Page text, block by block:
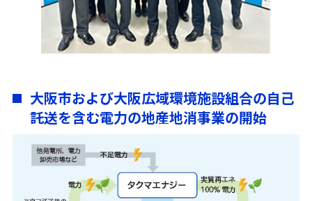
大阪市および大阪広域環境施設組合の自己
託送を含む電力の地産地消事業の開始